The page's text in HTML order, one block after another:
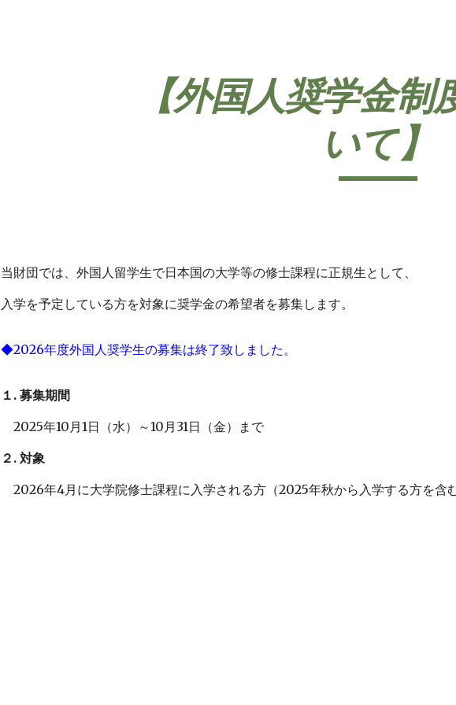
【外国人奨学金制
いて】
当財団では、外国人留学生で日本国の大学等の修士課程に正規生として、
入学を予定している方を対象に奨学金の希望者を募集します。
◆2026年度外国人奨学生の募集は終了致しました。
１. 募集期間
2025年10月1日（水）～10月31日（金）
まで
２. 対象
2026年4月に大学院修士課程に入学される方（2025年秋から入学する方を含